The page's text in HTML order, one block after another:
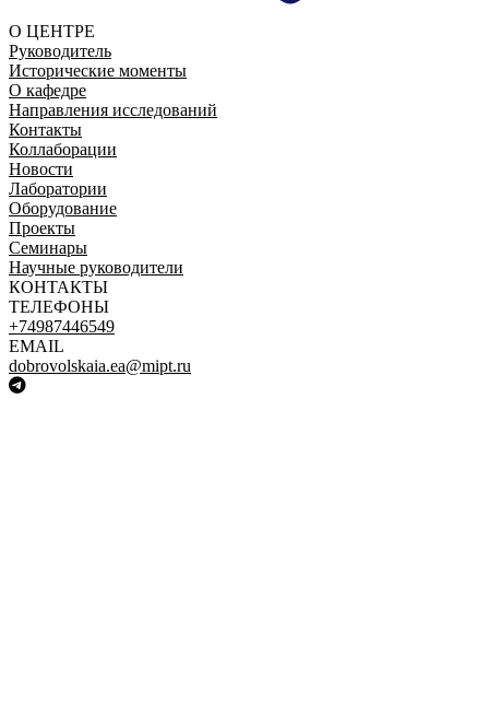
О ЦЕНТРЕ
Руководитель
Исторические моменты
О кафедре
Направления исследований
Контакты
Коллаборации
Новости
Лаборатории
Оборудование
Проекты
Семинары
Научные руководители
КОНТАКТЫ
ТЕЛЕФОНЫ
+74987446549
EMAIL
dobrovolskaia.ea@mipt.ru